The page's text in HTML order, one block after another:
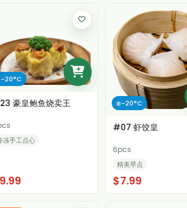
20°C
豪皇鲍鱼烧卖王
冻手工点心
❄️-20°C
#07 虾饺皇
6pcs
精美早点
$7.99